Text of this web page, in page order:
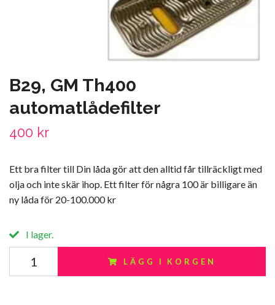
B29, GM Th400
automatlådefilter
400 kr
Ett bra filter till Din låda gör att den alltid får tillräckligt med
olja och inte skär ihop. Ett filter för några 100 är billigare än
ny låda för 20-100.000 kr
I lager.
LÄGG I KORGEN